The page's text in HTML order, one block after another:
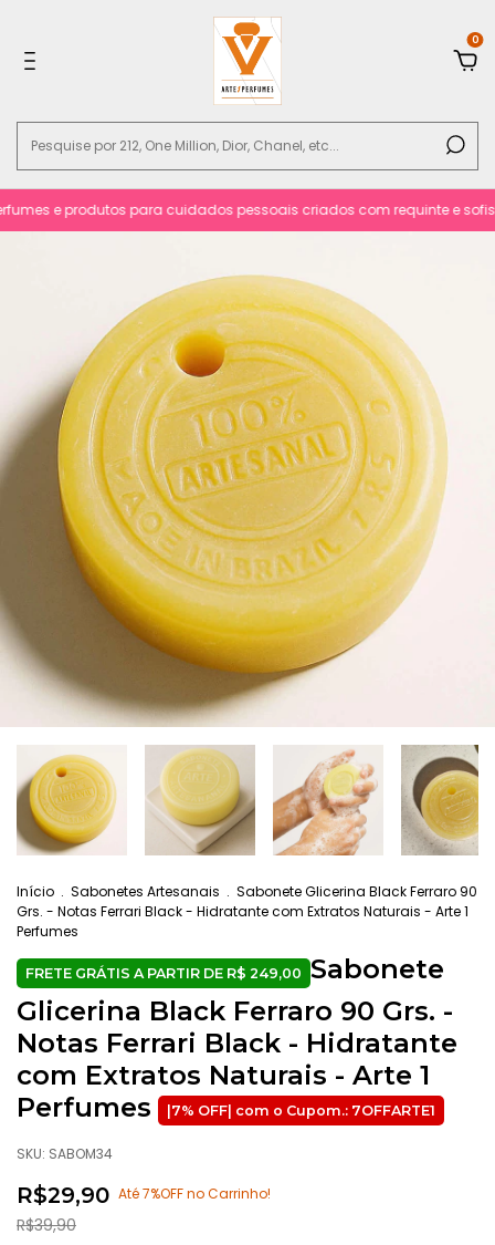
0
e produtos para cuidados pessoais criados com requinte e
Início . Sabonetes Artesanais . Sabonete Glicerina Black Ferraro 90
Grs. - Notas Ferrari Black - Hidratante com Extratos Naturais - Arte 1
Perfumes
Sabonete
Glicerina Black Ferraro 90 Grs. -
Notas Ferrari Black - Hidratante
com Extratos Naturais - Arte 1
Perfumes
SKU: SABOM34
R$29,90 Até 7%OFF no Carrinho!
R$39,90